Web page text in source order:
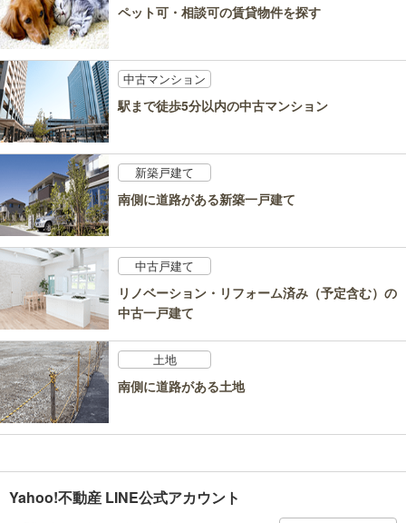
ペット可・相談可の賃貸物件を探す
中古マンション
駅まで徒歩5分以内の中古マンション
新築戸建て
南側に道路がある新築一戸建て
中古戸建て
リノベーション・リフォーム済み（予定含む）の
中古一戸建て
土地
南側に道路がある土地
Yahoo!不動産 LINE公式アカウント